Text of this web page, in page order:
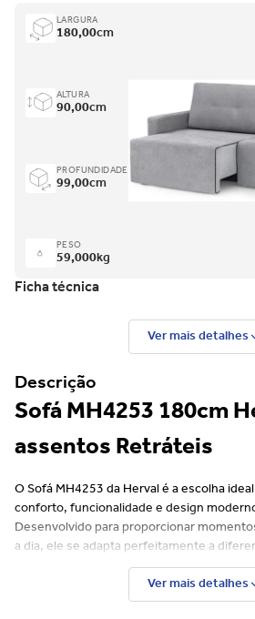
LARGURA
180,00cm
ALTURA
90,00cm
PROFUNDIDADE
99,00cm
PESO
59,000kg
Ficha técnica
Ver mais detalhes
Descrição
Sofá MH4253 180cm
assentos Retráteis
O Sofá MH4253 da Herval é a escolha
conforto, funcionalidade e design
Desenvolvido para proporcionar
a dia, ele se adapta perfeitamente a
ambientes, desde salas de estar até
Seu sistema retrátil transforma a
Ver mais detalhes